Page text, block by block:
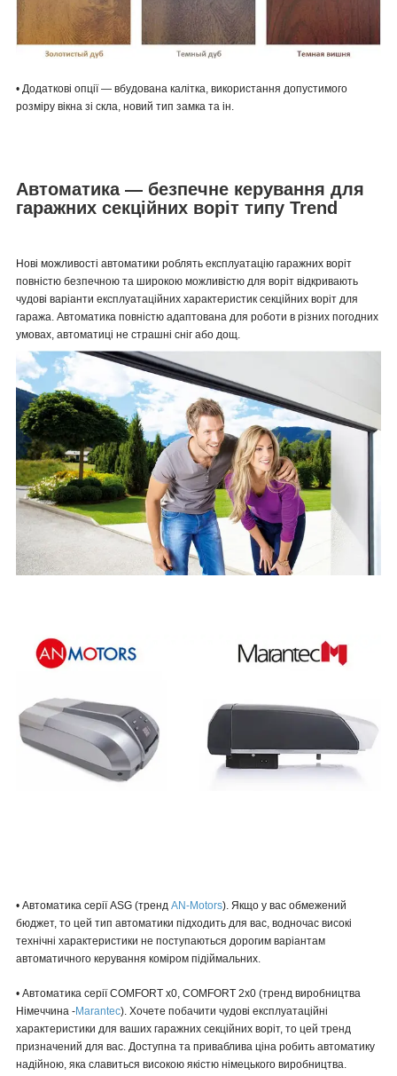
• Додаткові опції — вбудована калітка, використання допустимого
розміру вікна зі скла, новий тип замка та ін.
Автоматика — безпечне керування для
гаражних секційних воріт типу Trend
Нові можливості автоматики роблять експлуатацію гаражних воріт
повністю безпечною та широкою можливістю для воріт відкривають
чудові варіанти експлуатаційних характеристик секційних воріт для
гаража. Автоматика повністю адаптована для роботи в різних погодних
умовах, автоматиці не страшні сніг або дощ.
• Автоматика серії ASG (тренд AN-Motors). Якщо у вас обмежений
бюджет, то цей тип автоматики підходить для вас, водночас високі
технічні характеристики не поступаються дорогим варіантам
автоматичного керування коміром підіймальних.
• Автоматика серії COMFORT х0, COMFORT 2x0 (тренд виробництва
Німеччина -Marantec). Хочете побачити чудові експлуатаційні
характеристики для ваших гаражних секційних воріт, то цей тренд
призначений для вас. Доступна та приваблива ціна робить автоматику
надійною, яка славиться високою якістю німецького виробництва.